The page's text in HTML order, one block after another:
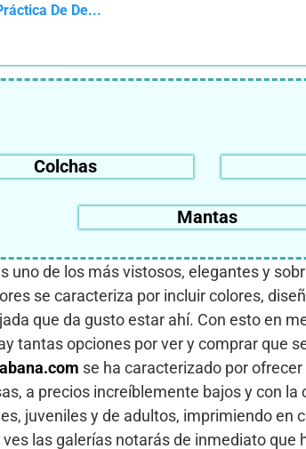
De De...
Colchas
Mantas
de los más vistosos, elegantes y
se caracteriza por incluir colores,
que da gusto estar ahí. Con esto en
tantas opciones por ver y comprar que
se ha caracterizado por
a precios increíblemente bajos y con la
juveniles y de adultos, imprimiendo en
las galerías notarás de inmediato que